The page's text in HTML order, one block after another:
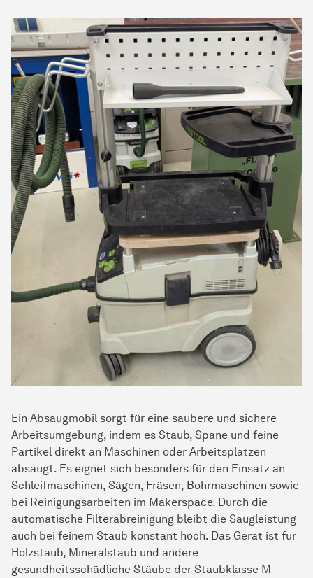
Ein Absaugmobil sorgt für eine saubere und sichere
Arbeitsumgebung, indem es Staub, Späne und feine
Partikel direkt an Maschinen oder Arbeitsplätzen
absaugt. Es eignet sich besonders für den Einsatz an
Schleifmaschinen, Sägen, Fräsen, Bohrmaschinen sowie
bei Reinigungsarbeiten im Makerspace. Durch die
automatische Filterabreinigung bleibt die Saugleistung
auch bei feinem Staub konstant hoch. Das Gerät ist für
Holzstaub, Mineralstaub und andere
gesundheitsschädliche Stäube der Staubklasse M